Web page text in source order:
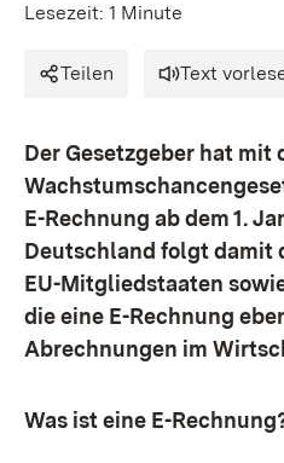
Lesezeit: 1 Minute
Teilen Text
Der Gesetzgeber hat mit
E-Rechnung ab dem 1.
Deutschland folgt damit
EU-Mitgliedstaaten
die eine E-Rechnung
Abrechnungen im
Was ist eine E-